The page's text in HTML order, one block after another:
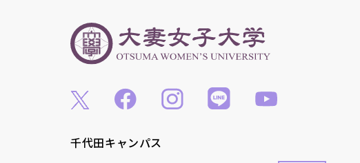
千代田キャンパス